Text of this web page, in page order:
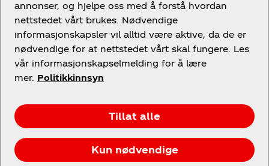
annonser, og hjelpe oss med å forstå hvordan
nettstedet vårt brukes. Nødvendige
informasjonskapsler vil alltid være aktive, da de er
nødvendige for at nettstedet vårt skal fungere. Les
vår informasjonskapselmelding for å lære
mer. Politikkinnsyn
Tillat alle
Kun nødvendige